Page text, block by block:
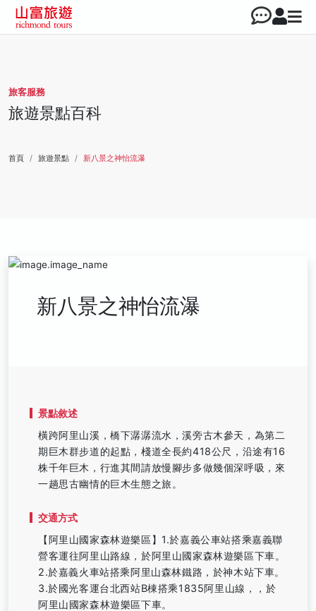
旅客服務
旅遊景點百科
首頁 旅遊景點 新八景之神怡流瀑
新八景之神怡流瀑
景點敘述
橫跨阿里山溪，橋下潺潺流水，溪旁古木參天，為第二
期巨木群步道的起點，棧道全長約418公尺，沿途有16
株千年巨木，行進其間請放慢腳步多做幾個深呼吸，來
一趟思古幽情的巨木生態之旅。
交通方式
【阿里山國家森林遊樂區】1.於嘉義公車站搭乘嘉義聯
營客運往阿里山路線，於阿里山國家森林遊樂區下車。
2.於嘉義火車站搭乘阿里山森林鐵路，於神木站下車。
3.於國光客運台北西站B棟搭乘1835阿里山線，，於
阿里山國家森林遊樂區下車。